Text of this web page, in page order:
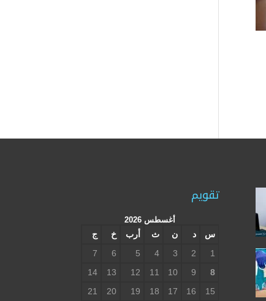
تقويم
أغسطس 2026
س د ن ث أرب خ
ج
1
2
3
4
5
6
7
8
9
10
11
12
13
14
15
16
17
18
19
20
21